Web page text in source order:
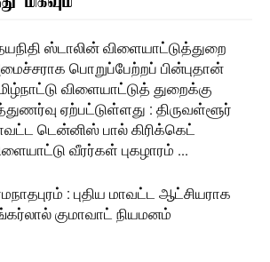
ஸ்டாலின் விளையாட்டுத்துறை
பொறுப்பேற்றப் பின்புதான்
விளையாட்டுத் துறைக்கு
ஏற்பட்டுள்ளது : திருவள்ளூர்
டென்னிஸ் பால் கிரிக்கெட்
வீரர்கள் புகழாரம் …
: புதிய மாவட்ட ஆட்சியராக
குமாவாட் நியமனம்